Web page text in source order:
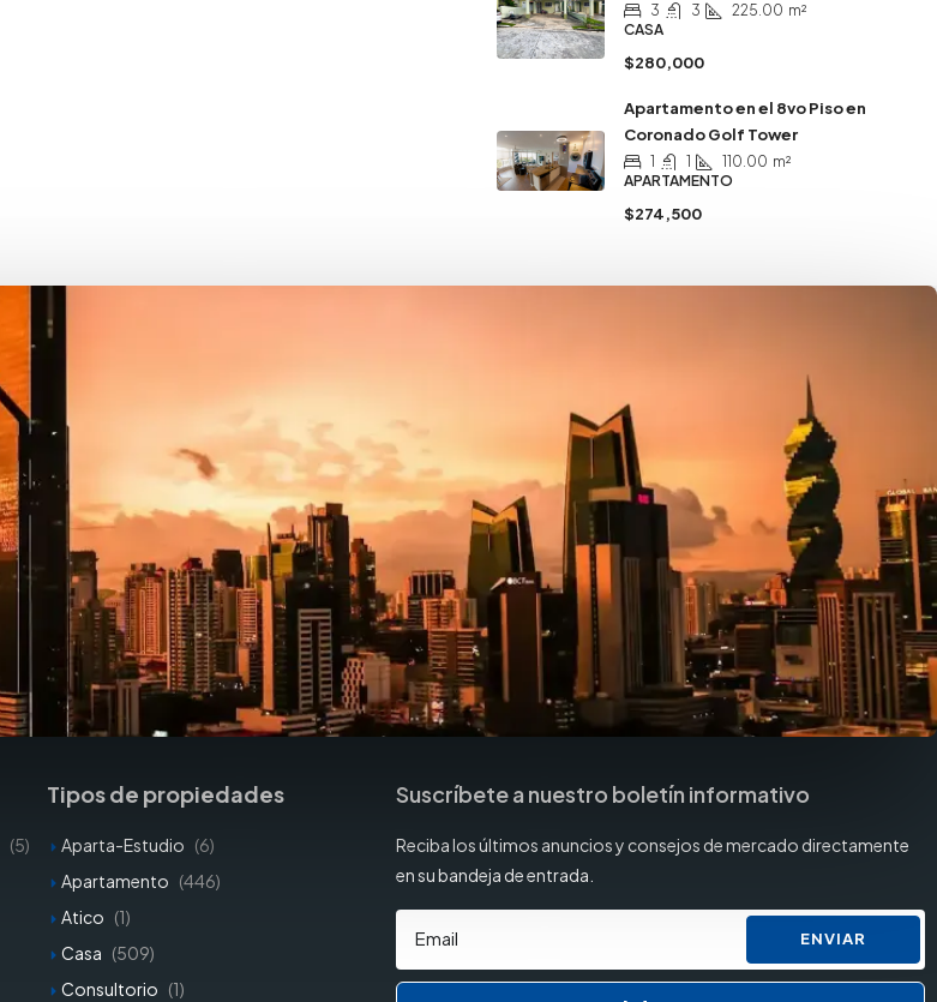
3 3 225.00 m²
CASA
$280,000
Apartamento en el 8vo Piso en
Coronado Golf Tower
1 1 110.00 m²
APARTAMENTO
$274,500
(5)
Tipos de propiedades
Aparta-Estudio (6)
Apartamento (446)
Atico (1)
Casa (509)
Consultorio (1)
Suscríbete a nuestro boletín informativo
Reciba los últimos anuncios y consejos de mercado directamente
en su bandeja de entrada.
ENVIAR